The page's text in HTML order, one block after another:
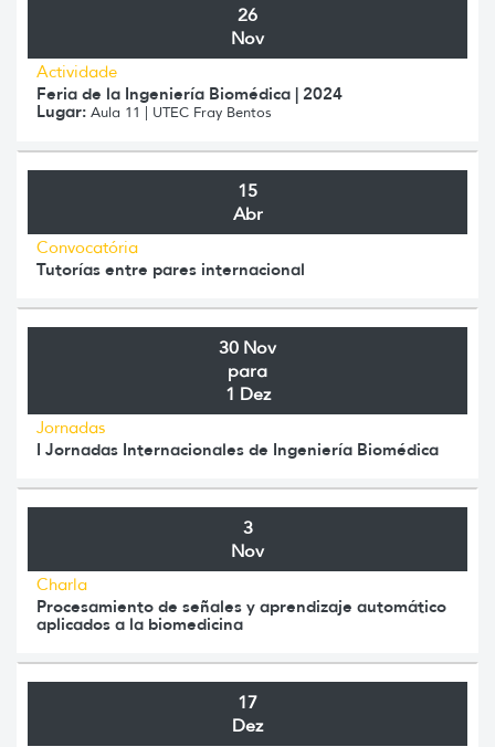
26
Nov
Actividade
Feria de la Ingeniería Biomédica | 2024
Lugar: Aula 11 | UTEC Fray Bentos
15
Abr
Convocatória
Tutorías entre pares internacional
30 Nov
para
1 Dez
Jornadas
I Jornadas Internacionales de Ingeniería Biomédica
3
Nov
Charla
Procesamiento de señales y aprendizaje automático
aplicados a la biomedicina
17
Dez